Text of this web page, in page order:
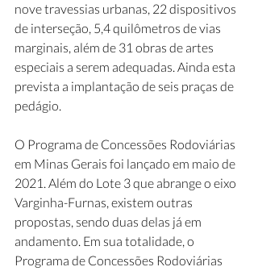
nove travessias urbanas, 22 dispositivos
de interseção, 5,4 quilômetros de vias
marginais, além de 31 obras de artes
especiais a serem adequadas. Ainda esta
prevista a implantação de seis praças de
pedágio.
O Programa de Concessões Rodoviárias
em Minas Gerais foi lançado em maio de
2021. Além do Lote 3 que abrange o eixo
Varginha-Furnas, existem outras
propostas, sendo duas delas já em
andamento. Em sua totalidade, o
Programa de Concessões Rodoviárias